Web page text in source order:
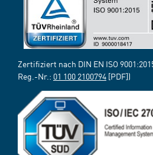
Zertifiziert nach DIN EN ISO
Reg.-Nr.: 01 100 2100794 [PDF])